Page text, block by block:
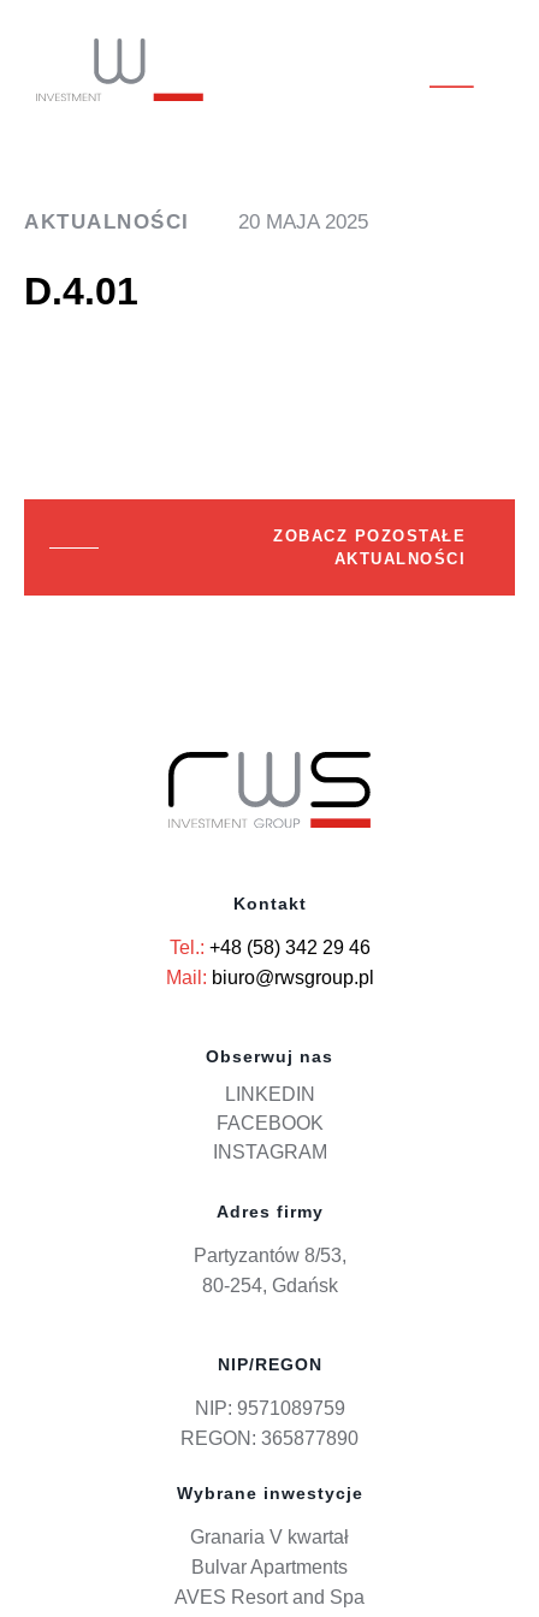
AKTUALNOŚCI 20 MAJA 2025
D.4.01
ZOBACZ POZOSTAŁE
AKTUALNOŚCI
Kontakt
Tel.: +48 (58) 342 29 46
Mail: biuro@rwsgroup.pl
Obserwuj nas
LINKEDIN
FACEBOOK
INSTAGRAM
Adres firmy
Partyzantów 8/53,
80-254, Gdańsk
NIP/REGON
NIP: 9571089759
REGON: 365877890
Wybrane inwestycje
Granaria V kwartał
Bulvar Apartments
AVES Resort and Spa